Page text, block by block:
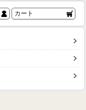
カート